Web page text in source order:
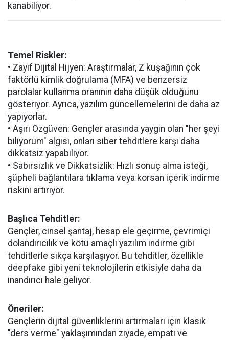
kanabiliyor.
Temel Riskler:
• Zayıf Dijital Hijyen: Araştırmalar, Z kuşağının çok
faktörlü kimlik doğrulama (MFA) ve benzersiz
parolalar kullanma oranının daha düşük olduğunu
gösteriyor. Ayrıca, yazılım güncellemelerini de daha az
yapıyorlar.
• Aşırı Özgüven: Gençler arasında yaygın olan "her şeyi
biliyorum" algısı, onları siber tehditlere karşı daha
dikkatsiz yapabiliyor.
• Sabırsızlık ve Dikkatsizlik: Hızlı sonuç alma isteği,
şüpheli bağlantılara tıklama veya korsan içerik indirme
riskini artırıyor.
Başlıca Tehditler:
Gençler, cinsel şantaj, hesap ele geçirme, çevrimiçi
dolandırıcılık ve kötü amaçlı yazılım indirme gibi
tehditlerle sıkça karşılaşıyor. Bu tehditler, özellikle
deepfake gibi yeni teknolojilerin etkisiyle daha da
inandırıcı hale geliyor.
Öneriler:
Gençlerin dijital güvenliklerini artırmaları için klasik
"ders verme" yaklaşımından ziyade, empati ve